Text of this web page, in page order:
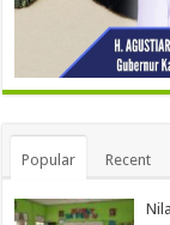
Popular Recent